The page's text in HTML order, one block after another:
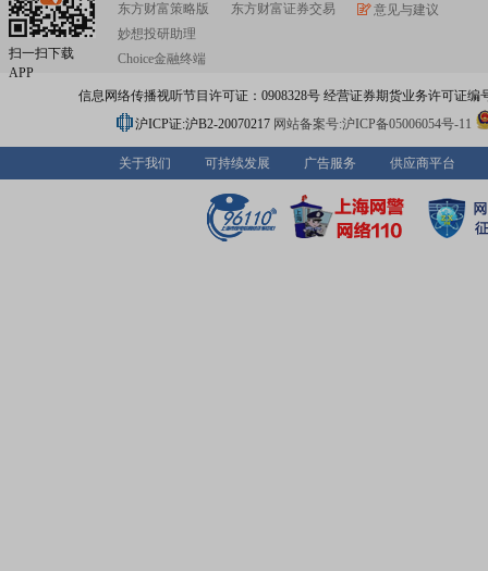
扫一扫下载
APP
东方财富策略版
妙想投研助理
Choice金融终端
东方财富证券交易
意见与建议
信息网络传播视听节目许可证：0908328号 经营证券期货业务许可证编
沪ICP证:沪B2-20070217 网站备案号:沪ICP备05006054号-11
关于我们 可持续发展 广告服务 供应商平台